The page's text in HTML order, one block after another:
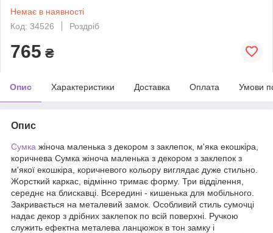
Немає в наявності
Код: 34526
Роздріб
765 ₴
Опис Характеристики Доставка Оплата Умови
Опис
Сумка жіноча маленька з декором з заклепок, м'яка екошкіра,
коричнева Сумка жіноча маленька з декором з заклепок з
м'якої екошкіра, коричневого кольору виглядає дуже стильно.
Жорсткий каркас, відмінно тримає форму. Три відділення,
середнє на блискавці. Всередині - кишенька для мобільного.
Закривається на металевий замок. Особливий стиль сумочці
надає декор з дрібних заклепок по всій поверхні. Ручкою
служить ефектна металева ланцюжок в тон замку і